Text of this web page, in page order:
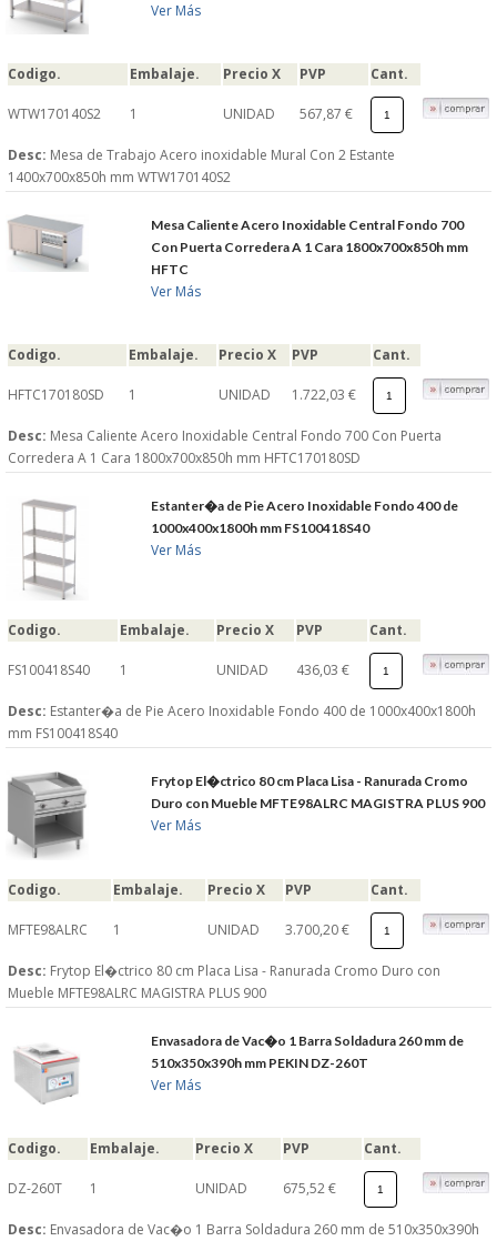
POL�TICA DE PRIVACIDAD
NOTICIAS
CERRAR
S�GUENOS EN
TWITTER
© 2026 SUMINISTROSCEM
TODOS LOS DERECHOS RESERVADOS
Ver Más
Codigo. Embalaje. Precio X PVP Cant.
WTW170140S2 1 UNIDAD 567,87 €
Desc: Mesa de Trabajo Acero inoxidable Mural Con 2 Estante
1400x700x850h mm WTW170140S2
Mesa Caliente Acero Inoxidable Central Fondo 700
Con Puerta Corredera A 1 Cara 1800x700x850h mm
HFTC
Ver Más
Codigo. Embalaje. Precio X PVP Cant.
HFTC170180SD 1 UNIDAD 1.722,03 €
Desc: Mesa Caliente Acero Inoxidable Central Fondo 700 Con Puerta
Corredera A 1 Cara 1800x700x850h mm HFTC170180SD
Estanter�a de Pie Acero Inoxidable Fondo 400 de
1000x400x1800h mm FS100418S40
Ver Más
Codigo. Embalaje. Precio X PVP Cant.
FS100418S40 1 UNIDAD 436,03 €
Desc: Estanter�a de Pie Acero Inoxidable Fondo 400 de 1000x400x1800h
mm FS100418S40
Frytop El�ctrico 80 cm Placa Lisa - Ranurada Cromo
Duro con Mueble MFTE98ALRC MAGISTRA PLUS 900
Ver Más
Codigo. Embalaje. Precio X PVP Cant.
MFTE98ALRC 1 UNIDAD 3.700,20 €
Desc: Frytop El�ctrico 80 cm Placa Lisa - Ranurada Cromo Duro con
Mueble MFTE98ALRC MAGISTRA PLUS 900
Envasadora de Vac�o 1 Barra Soldadura 260 mm de
510x350x390h mm PEKIN DZ-260T
Ver Más
Codigo. Embalaje. Precio X PVP Cant.
DZ-260T 1 UNIDAD 675,52 €
Desc: Envasadora de Vac�o 1 Barra Soldadura 260 mm de 510x350x390h